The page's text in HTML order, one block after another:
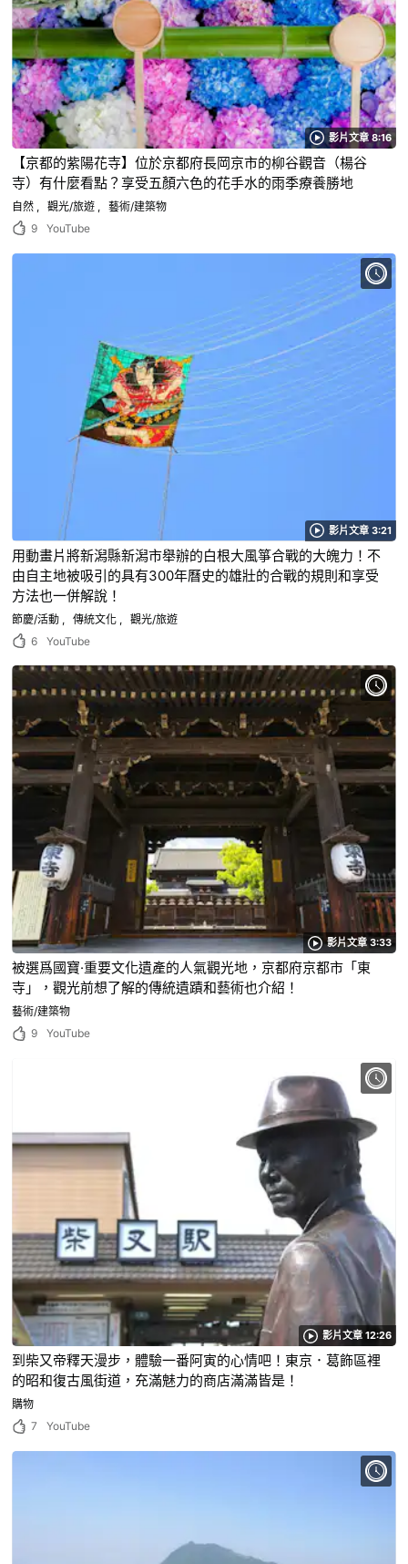
影片文章 8:16
【京都的紫陽花寺】位於京都府長岡京市的柳谷觀音（楊谷
寺）有什麼看點？享受五顏六色的花手水的雨季療養勝地
自然 觀光/旅遊
藝術/建築物
9
YouTube
影片文章 3:21
用動畫片將新潟縣新潟市舉辦的白根大風箏合戰的大魄力！不
由自主地被吸引的具有300年曆史的雄壯的合戰的規則和享受
方法也一併解說！
節慶/活動 傳統文化
觀光/旅遊
6
YouTube
影片文章 3:33
被選爲國寶·重要文化遺產的人氣觀光地，京都府京都市「東
寺」，觀光前想了解的傳統遺蹟和藝術也介紹！
藝術/建築物
9
YouTube
影片文章 12:26
到柴又帝釋天漫步，體驗一番阿寅的心情吧！東京．葛飾區裡
的昭和復古風街道，充滿魅力的商店滿滿皆是！
購物
7
YouTube